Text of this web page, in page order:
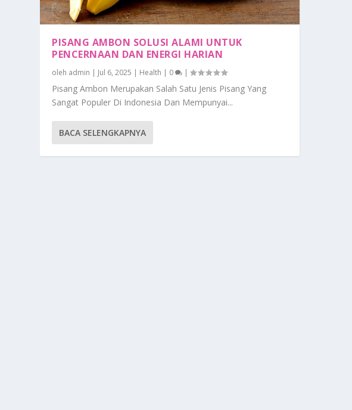
PISANG AMBON SOLUSI ALAMI UNTUK
PENCERNAAN DAN ENERGI HARIAN
oleh admin | Jul 6, 2025 | Health | 0 |
Pisang Ambon Merupakan Salah Satu Jenis Pisang Yang
Sangat Populer Di Indonesia Dan Mempunyai...
BACA SELENGKAPNYA